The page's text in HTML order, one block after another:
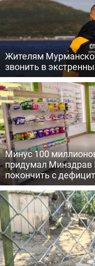
Жителям
звонить в
Минус 100
придумал Минздрав
покончить с